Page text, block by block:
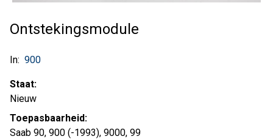
Ontstekingsmodule
In: 900
Staat:
Nieuw
Toepasbaarheid:
Saab 90, 900 (-1993), 9000, 99